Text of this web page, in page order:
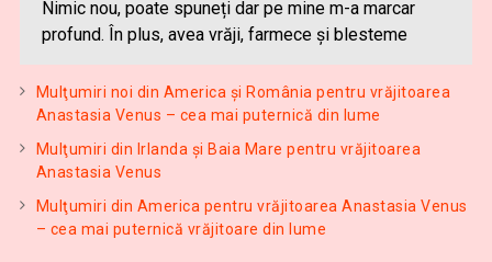
Nimic nou, poate spuneți dar pe mine m-a marcar
profund. În plus, avea vrăji, farmece și blesteme
Mulţumiri noi din America și România pentru vrăjitoarea
Anastasia Venus – cea mai puternică din lume
Mulţumiri din Irlanda și Baia Mare pentru vrăjitoarea
Anastasia Venus
Mulţumiri din America pentru vrăjitoarea Anastasia Venus
– cea mai puternică vrăjitoare din lume